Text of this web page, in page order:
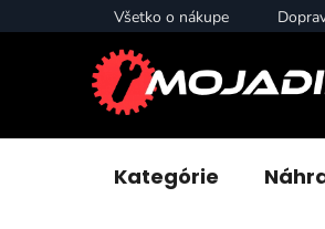
na
Všetko o nákupe
Kategórie